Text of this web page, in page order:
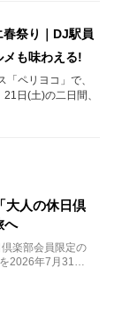
祭り｜DJ駅員
メも味わえる!
ペリヨコ」で、
日(土)の二日間、
大人の休日倶
へ
楽部会員限定の
2026年7月31日